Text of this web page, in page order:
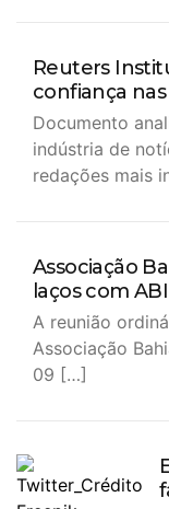
Reuters
confiança
Documento
indústria de
redações mais
Associação
laços com
A reunião
Associação
09 […]